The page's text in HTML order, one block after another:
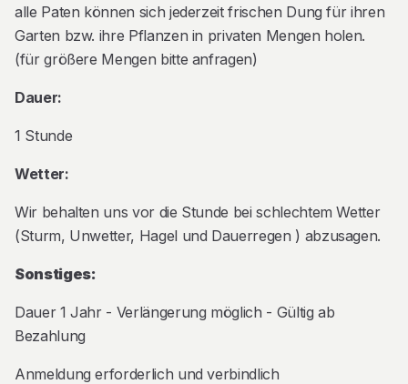
alle Paten können sich jederzeit frischen Dung für ihren
Garten bzw. ihre Pflanzen in privaten Mengen holen.
(für größere Mengen bitte anfragen)
Dauer:
1 Stunde
Wetter:
Wir behalten uns vor die Stunde bei schlechtem Wetter
(Sturm, Unwetter, Hagel und Dauerregen ) abzusagen.
Sonstiges:
Dauer 1 Jahr - Verlängerung möglich - Gültig ab
Bezahlung
Anmeldung erforderlich und verbindlich